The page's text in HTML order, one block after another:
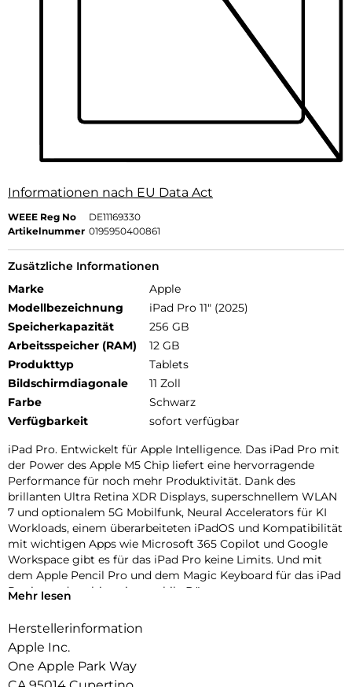
Informationen nach EU Data Act
WEEE Reg No
DE11169330
Artikelnummer 0195950400861
Zusätzliche Informationen
Marke
Apple
Modellbezeichnung
iPad Pro 11" (2025)
Speicherkapazität
256 GB
Arbeitsspeicher (RAM)
12 GB
Produkttyp
Tablets
Bildschirmdiagonale
11 Zoll
Farbe
Schwarz
Verfügbarkeit
sofort verfügbar
iPad Pro. Entwickelt für Apple Intelligence. Das iPad Pro mit
der Power des Apple M5 Chip liefert eine hervorragende
Performance für noch mehr Produktivität. Dank des
brillanten Ultra Retina XDR Displays, superschnellem WLAN
7 und optionalem 5G Mobilfunk, Neural Accelerators für KI
Workloads, einem überarbeiteten iPadOS und Kompatibilität
mit wichtigen Apps wie Microsoft 365 Copilot und Google
Workspace gibt es für das iPad Pro keine Limits. Und mit
dem Apple Pencil Pro und dem Magic Keyboard für das iPad
Pro ist es das ultimative mobile Büro.
ist der nächste Riesensprung für KI auf dem iPad. Mit bis zu 2
TB Speicher, 16 GB Arbeitsspeicher und leistungsstarken
Neural Accelerators für KI Performance können Projekte
jeder Größe einfach bewältigt werden.
Mehr lesen
Herstellerinformation
Apple Inc.
One Apple Park Way